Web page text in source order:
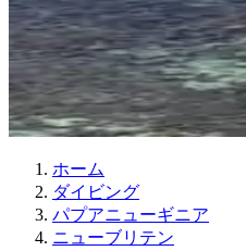
ホーム
ダイビング
パプアニューギニア
ニューブリテン